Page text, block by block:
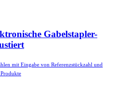
Gabelstapler-
mit Eingabe von Referenzstückzahl und